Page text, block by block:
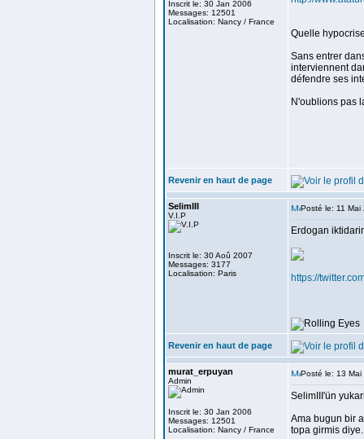
Inscrit le: 30 Jan 2006
Messages: 12501
Localisation: Nancy / France
Quelle
Sans entrer
interviennent
défendre ses
N'oublions pas
Revenir en haut de page
SelimIII
V.I.P
Inscrit le: 30 Aoû 2007
Messages: 3177
Localisation: Paris
Posté le: 11
Erdogan
https://
Revenir en haut de page
murat_erpuyan
Admin
Inscrit le: 30 Jan 2006
Messages: 12501
Localisation: Nancy / France
Posté le: 13
SelimIII'ün
Ama bugun bir
topa girmis diye.